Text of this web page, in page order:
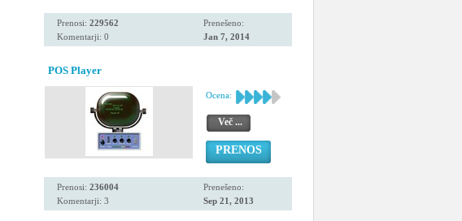
Prenosi: 229562
Komentarji: 0
Prenešeno:
Jan 7, 2014
POS Player
Ocena:
Več ...
PRENOS
Prenosi: 236004
Komentarji: 3
Prenešeno:
Sep 21, 2013